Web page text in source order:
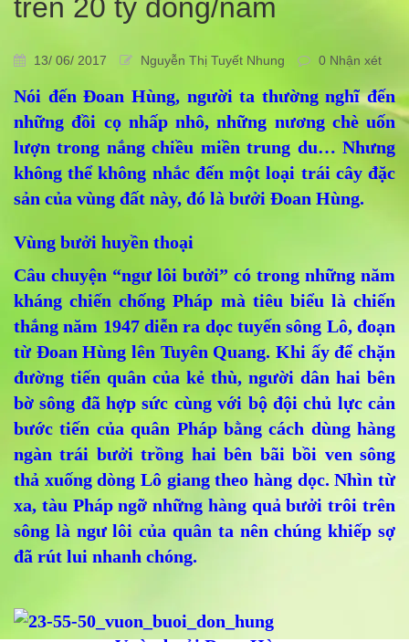
trên 20 tỷ đồng/năm
13/ 06/ 2017 Nguyễn Thị Tuyết Nhung 0 Nhận xét
Nói đến Đoan Hùng, người ta thường nghĩ đến
những đồi cọ nhấp nhô, những nương chè uốn
lượn trong nắng chiều miền trung du… Nhưng
không thể không nhắc đến một loại trái cây đặc
sản của vùng đất này, đó là bưởi Đoan Hùng.
Vùng bưởi huyền thoại
Câu chuyện “ngư lôi bưởi” có trong những năm
kháng chiến chống Pháp mà tiêu biểu là chiến
thắng năm 1947 diễn ra dọc tuyến sông Lô, đoạn
từ Đoan Hùng lên Tuyên Quang. Khi ấy để chặn
đường tiến quân của kẻ thù, người dân hai bên
bờ sông đã hợp sức cùng với bộ đội chủ lực cản
bước tiến của quân Pháp bằng cách dùng hàng
ngàn trái bưởi trồng hai bên bãi bồi ven sông
thả xuống dòng Lô giang theo hàng dọc. Nhìn từ
xa, tàu Pháp ngỡ những hàng quả bưởi trôi trên
sông là ngư lôi của quân ta nên chúng khiếp sợ
đã rút lui nhanh chóng.